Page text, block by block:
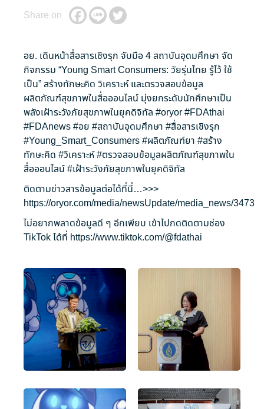
Share on
อย. เดินหน้าสื่อสารเชิงรุก จับมือ 4 สถาบันอุดมศึกษา จัด
กิจกรรม “Young Smart Consumers: วัยรุ่นไทย รู้ไว้ ใช้
เป็น” สร้างทักษะคิด วิเคราะห์ และตรวจสอบข้อมูล
ผลิตภัณฑ์สุขภาพในสื่อออนไลน์ มุ่งยกระดับนักศึกษาเป็น
พลังเฝ้าระวังภัยสุขภาพในยุคดิจิทัล #oryor#FDAthai
#FDAnews#อย #สถาบันอุดมศึกษา #สื่อสารเชิงรุก
#Young_Smart_Consumers#ผลิตภัณฑ์ยา #สร้าง
ทักษะคิด #วิเคราะห์#ตรวจสอบข้อมูลผลิตภัณฑ์สุขภาพใน
สื่อออนไลน์#เฝ้าระวังภัยสุขภาพในยุคดิจิทัล
ติดตามข่าวสารข้อมูลต่อได้ที่นี่…>>>
https://oryor.com/media/newsUpdate/media_news/3473
ไม่อยากพลาดข้อมูลดี ๆ อีกเพียบ เข้าไปกดติดตามช่อง
TikTok ได้ที่ https://www.tiktok.com/@fdathai